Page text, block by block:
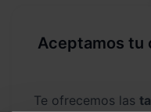
Aceptamos tu
Te ofrecemos las